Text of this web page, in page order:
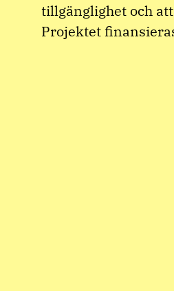
tillgänglighet och
Projektet